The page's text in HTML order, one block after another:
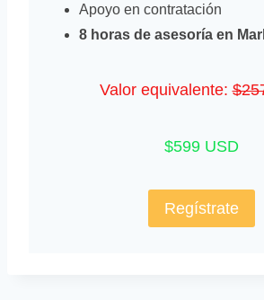
Apoyo en contratación
8 horas de asesoría en
Valor equivalente:
$599 USD
Regístrate